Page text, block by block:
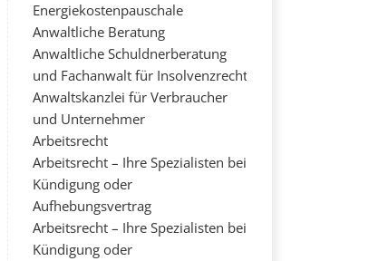
Energiekostenpauschale
Anwaltliche Beratung
Anwaltliche Schuldnerberatung
und Fachanwalt für Insolvenzrecht
Anwaltskanzlei für Verbraucher
und Unternehmer
Arbeitsrecht
Arbeitsrecht – Ihre Spezialisten bei
Kündigung oder
Aufhebungsvertrag
Arbeitsrecht – Ihre Spezialisten bei
Kündigung oder